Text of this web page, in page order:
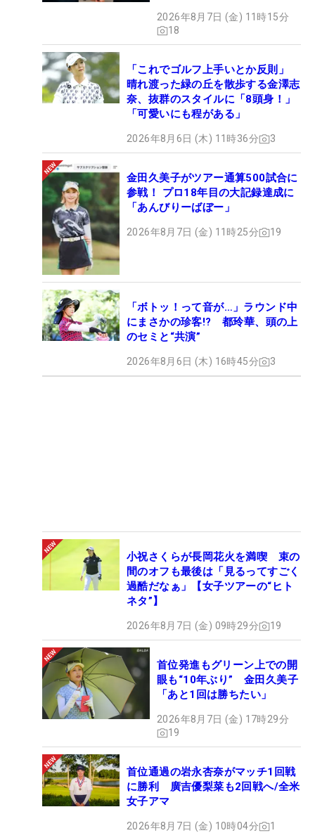
2026年8月7日 (金) 11時15分
18
「これでゴルフ上手いとか反則」
晴れ渡った緑の丘を散歩する金澤志
奈、抜群のスタイルに「8頭身！」
「可愛いにも程がある」
2026年8月6日 (木) 11時36分 3
金田久美子がツアー通算500試合に
参戦！ プロ18年目の大記録達成に
「あんびりーばぼー」
2026年8月7日 (金) 11時25分 19
「ボトッ！って音が…」ラウンド中
にまさかの珍客!? 都玲華、頭の上
のセミと“共演”
2026年8月6日 (木) 16時45分 3
小祝さくらが長岡花火を満喫 束の
間のオフも最後は「見るってすごく
過酷だなぁ」【女子ツアーの“ヒト
ネタ”】
2026年8月7日 (金) 09時29分 19
首位発進もグリーン上での開
眼も“10年ぶり” 金田久美子
「あと1回は勝ちたい」
2026年8月7日 (金) 17時29分
19
首位通過の岩永杏奈がマッチ1回戦
に勝利 廣吉優梨菜も2回戦へ/全米
女子アマ
2026年8月7日 (金) 10時04分 1